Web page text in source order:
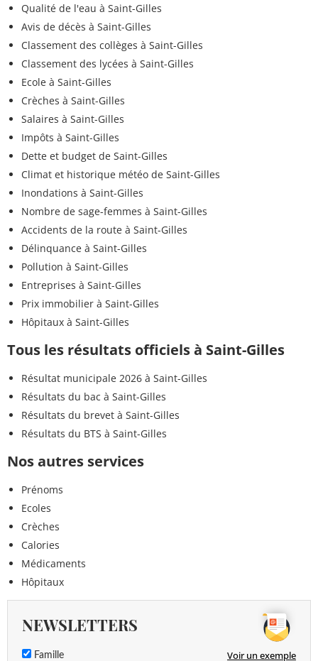
Qualité de l'eau à Saint-Gilles
Avis de décès à Saint-Gilles
Classement des collèges à Saint-Gilles
Classement des lycées à Saint-Gilles
Ecole à Saint-Gilles
Crèches à Saint-Gilles
Salaires à Saint-Gilles
Impôts à Saint-Gilles
Dette et budget de Saint-Gilles
Climat et historique météo de Saint-Gilles
Inondations à Saint-Gilles
Nombre de sage-femmes à Saint-Gilles
Accidents de la route à Saint-Gilles
Délinquance à Saint-Gilles
Pollution à Saint-Gilles
Entreprises à Saint-Gilles
Prix immobilier à Saint-Gilles
Hôpitaux à Saint-Gilles
Tous les résultats officiels à Saint-Gilles
Résultat municipale 2026 à Saint-Gilles
Résultats du bac à Saint-Gilles
Résultats du brevet à Saint-Gilles
Résultats du BTS à Saint-Gilles
Nos autres services
Prénoms
Ecoles
Crèches
Calories
Médicaments
Hôpitaux
NEWSLETTERS
Famille Voir un exemple